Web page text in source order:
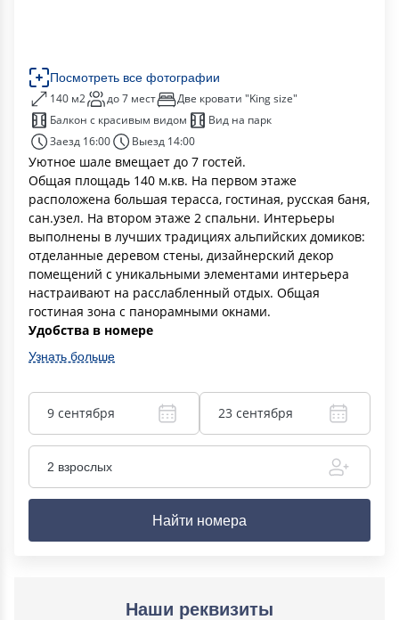
Посмотреть все фотографии
140 м2 до 7 мест
Две кровати "King size"
Балкон с красивым видом
Вид на парк
Заезд 16:00
Выезд 14:00
Уютное шале вмещает до 7 гостей.
Общая площадь 140 м.кв. На первом этаже
расположена большая терасса, гостиная, русская баня,
сан.узел. На втором этаже 2 спальни. Интерьеры
выполнены в лучших традициях альпийских домиков:
отделанные деревом стены, дизайнерский декор
помещений с уникальными элементами интерьера
настраивают на расслабленный отдых. Общая
гостиная зона с панорамными окнами.
Удобства в номере
Узнать больше
9 сентября 23 сентября
2 взрослых
Найти номера
Наши реквизиты